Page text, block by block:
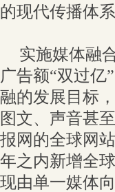
的现代传播体
实施媒体融
广告额“双过亿
融的发展目标
图文、声音甚
报网的全球网
年之内新增全
现由单一媒体